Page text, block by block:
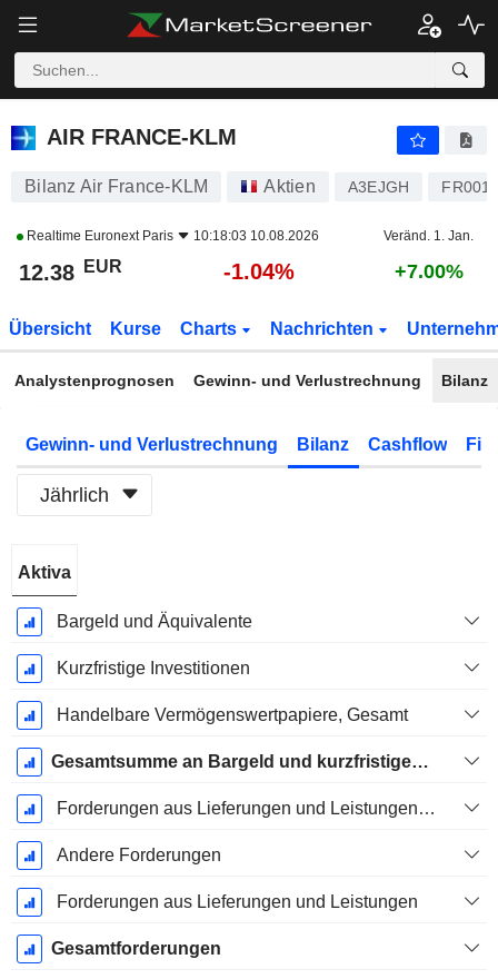
AIR FRANCE-KLM
AIR FRANCE-KLM
Bilanz Air France-KLM Aktien A3EJGH
Realtime Euronext Paris 10:18:03 10.08.2026 Veränd. 1. Jan.
12.38 EUR -1.04% +7.00%
Übersicht Kurse Charts Nachrichten
Analystenprognosen Gewinn- und Verlustrechnung Bilanz
Gewinn- und Verlustrechnung Bilanz Cashflow
Jährlich
Geschäftsjahres:
Dezember
Aktiva
Bargeld und Äquivalente
Kurzfristige Investitionen
Handelbare Vermögenswertpapiere, Gesamt
Gesamtsumme an Bargeld und kurzfristigen Investitionen
Forderungen aus Lieferungen und Leistungen, Gesamt
Andere Forderungen
Forderungen aus Lieferungen und Leistungen
Gesamtforderungen